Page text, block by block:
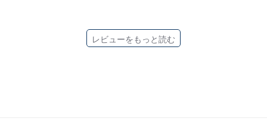
レビューをもっと読む